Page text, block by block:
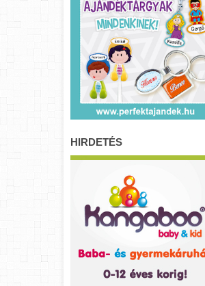
HIRDETÉS